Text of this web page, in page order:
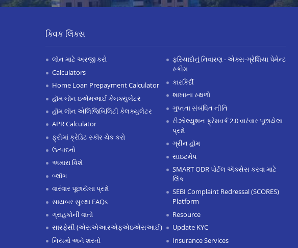
ક્વિક લિંક્સ
લૉન માટે અરજી કરો
Calculators
Home Loan Prepayment Calculator
હૉમ લૉન ઇએમઆઈ કેલક્યુલેટર
હૉમ લૉન એલિજિબિલિટી કેલક્યુલેટર
APR Calculator
ફ્રીમાં ક્રેડિટ સ્કૉર ચેક કરો
ઉત્પાદનો
અમારા વિશે
બ્લૉગ
વારંવાર પૂછાયેલા પ્રશ્નો
સાયબર સુરક્ષા FAQs
ગ્રાહકોની વાતો
સારફેસી (એસએઆરએફએઇએસઆઈ)
નિયમો અને શરતો
ફરિયાદોનું નિવારણ - એક્સ-ગ્રેશિયા પેમેન્ટ
સ્કીમ
કારકિર્દી
શાખાના સ્થળો
ગુપ્તતા સંબંધિત નીતિ
રીઝોલ્યુશન ફ્રેમવર્ક 2.0 વારંવાર પૂછાયેલા
પ્રશ્નો
ગ્રીન હૉમ
સાઇટમેપ
SMART ODR પોર્ટલ ઍક્સેસ કરવા માટે
લિંક
SEBI Complaint Redressal (SCORES)
Platform
Resource
Update KYC
Insurance Services